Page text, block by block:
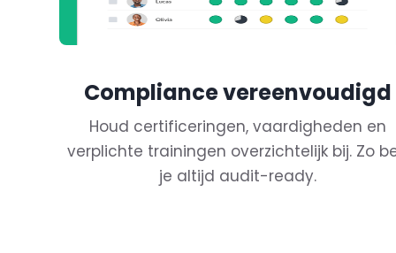
Compliance vereenvoudigd
Houd certificeringen, vaardigheden en
verplichte trainingen overzichtelijk bij. Zo
je altijd audit-ready.